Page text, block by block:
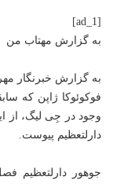
[ad_1]
به گزارش مهتاب من
به گزارش خبرنگار
فوکوئوکا ژاپن که
وجود در جِی لیگ، از
دارلتعظیم پیوست.
جوهور دارلتعظیم